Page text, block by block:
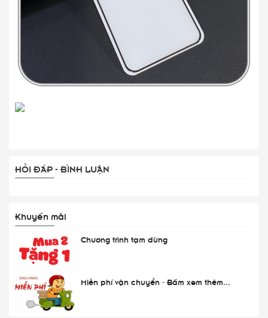
HỎI ĐÁP - BÌNH LUẬN
Khuyến mãi
Chương trình tạm dừng
Miễn phí vận chuyển - Bấm xem thêm...